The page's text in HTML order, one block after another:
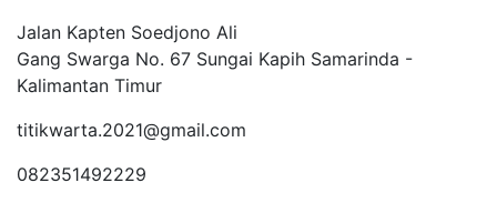
Jalan Kapten Soedjono Ali
Gang Swarga No. 67 Sungai Kapih Samarinda -
Kalimantan Timur
titikwarta.2021@gmail.com
082351492229